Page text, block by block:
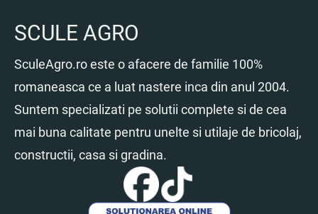
SCULE AGRO
SculeAgro.ro este o afacere de familie 100%
romaneasca ce a luat nastere inca din anul 2004.
Suntem specializati pe solutii complete si de cea
mai buna calitate pentru unelte si utilaje de bricolaj,
constructii, casa si gradina.